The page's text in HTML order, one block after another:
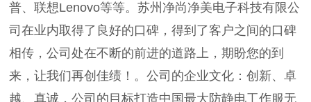
普、联想Lenovo等等。苏州净尚净美电子科技有限公
司在业内取得了良好的口碑，得到了客户之间的口碑
相传，公司处在不断的前进的道路上，期盼您的到
来，让我们再创佳绩！。公司的企业文化：创新、卓
越、真诚，公司的目标打造中国最大防静电工作服无